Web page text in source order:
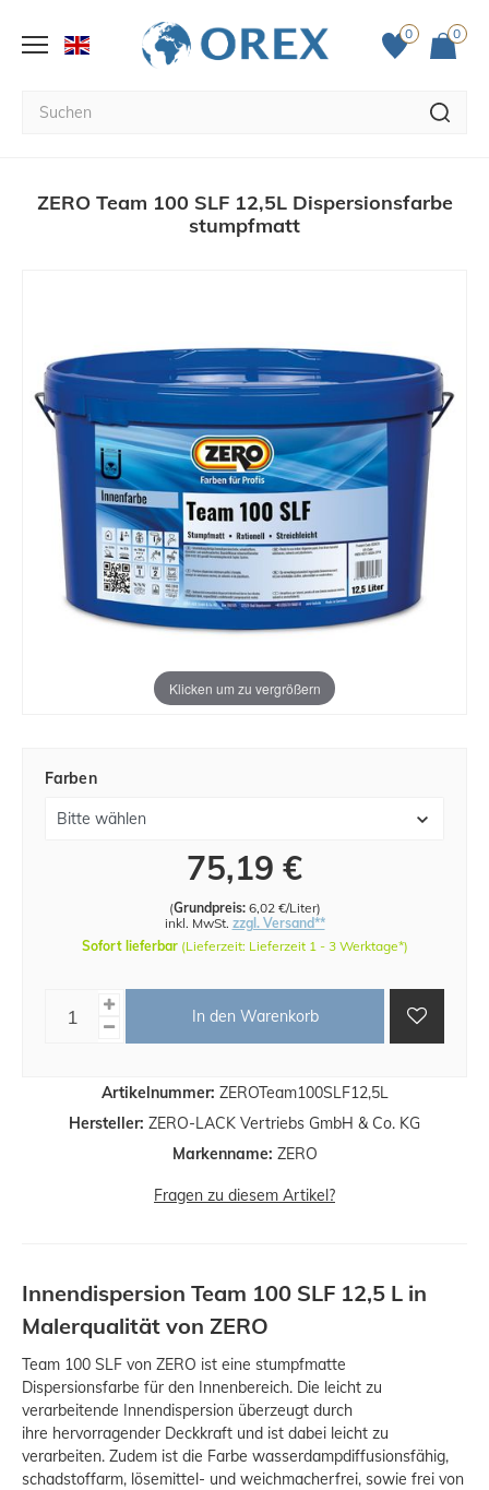
0 0
ZERO Team 100 SLF 12,5L Dispersionsfarbe
stumpfmatt
Klicken um zu vergrößern
Artikelnummer: ZEROTeam100SLF12,5L
Hersteller: ZERO-LACK Vertriebs GmbH & Co. KG
Markenname: ZERO
Farben
75,19 €
(Grundpreis: 6,02 €/Liter)
inkl. MwSt. zzgl. Versand**
Sofort lieferbar (Lieferzeit: Lieferzeit 1 - 3 Werktage*)
In den Warenkorb
Fragen zu diesem Artikel?
Innendispersion Team 100 SLF 12,5 L in
Malerqualität von ZERO
Team 100 SLF von ZERO ist eine stumpfmatte
Dispersionsfarbe für den Innenbereich. Die leicht zu
verarbeitende Innendispersion überzeugt durch
ihre hervorragender Deckkraft und ist dabei leicht zu
verarbeiten. Zudem ist die Farbe wasserdampdiffusionsfähig,
schadstoffarm, lösemittel- und weichmacherfrei, sowie frei von